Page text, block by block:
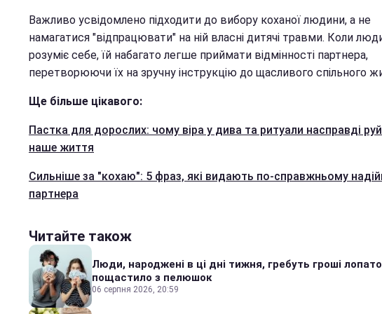
Важливо усвідомлено підходити до вибору коханої людини, а не
намагатися "відпрацювати" на ній власні дитячі травми. Коли
розуміє себе, їй набагато легше приймати відмінності партнера,
перетворюючи їх на зручну інструкцію до щасливого спільного
Ще більше цікавого:
Пастка для дорослих: чому віра у дива та ритуали насправді
наше життя
Сильніше за "кохаю": 5 фраз, які видають по-справжньому
партнера
Читайте також
Люди, народжені в ці дні тижня, гребуть гроші
пощастило з пелюшок
06 серпня 2026, 20:59